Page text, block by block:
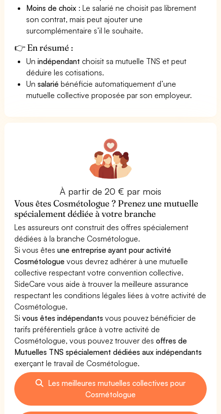
Moins de choix : Le salarié ne choisit pas librement
son contrat, mais peut ajouter une
surcomplémentaire s’il le souhaite.
👉 En résumé :
Unindépendant choisit sa mutuelle TNS et peut
déduire les cotisations.
Unsalarié bénéficie automatiquement d’une
mutuelle collective proposée par son employeur.
À partir de 20 € par mois
Vous êtes Cosmétologue ? Prenez une mutuelle
spécialement dédiée à votre branche
Les assureurs ont construit des offres spécialement
dédiées à la branche Cosmétologue.
Si vous êtesune entreprise ayant pour activité
Cosmétologue vous devrez adhérer à une mutuelle
collective respectant votre convention collective.
SideCare vous aide à trouver la meilleure assurance
respectant les conditions légales liées à votre activité de
Cosmétologue.
Sivous êtes indépendants vous pouvez bénéficier de
tarifs préférentiels grâce à votre activité de
Cosmétologue, vous pouvez trouver desoffres de
Mutuelles TNS spécialement dédiées aux indépendants
exerçant le travail de Cosmétologue.
Les meilleures mutuelles collectives pour
Cosmétologue